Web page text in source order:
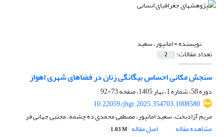
نویسنده =امانپور، سعید
تعداد مقالات: 2
سنجش مکانی احساس بیگانگی زنان در فضاهای شهری اهواز
دوره 58، شماره 1، بهار 1405، صفحه
73-92
10.22059/jhgr.2025.354703.1008580
مریم آزادبخت، سعید امانپور، مصطفی محمدی ده چشمه، مجتبی جهانی فر
مشاهده مقاله
اصل مقاله 1.03 M